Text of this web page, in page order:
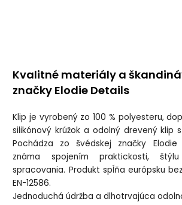
Kvalitné materiály a
značky Elodie Details
Klip je vyrobený zo 100 % polyesteru,
silikónový krúžok a odolný drevený klip
Pochádza zo švédskej značky
známa spojením praktickosti,
spracovania. Produkt spĺňa európsku
EN-12586.
Jednoduchá údržba a dlhotrvajúca